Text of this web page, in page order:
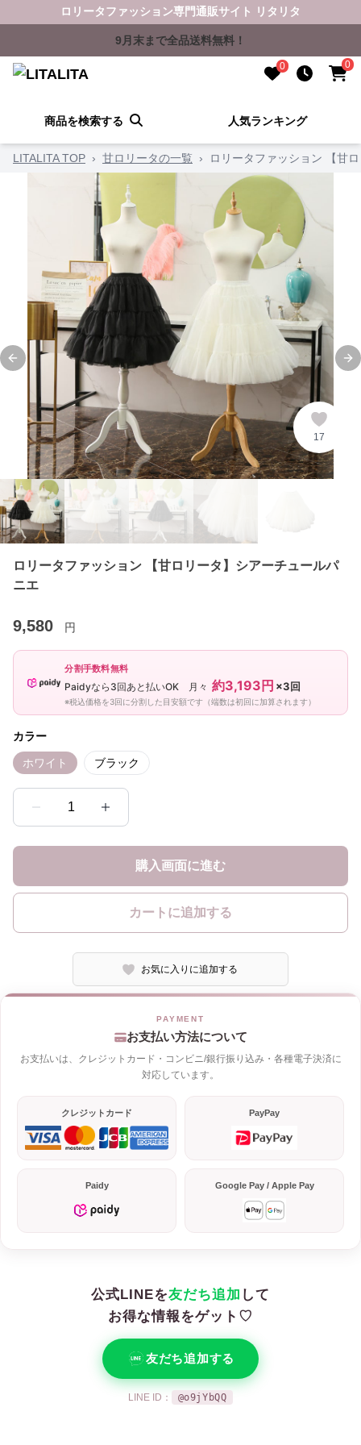
ロリータファッション専門通販サイト リタリタ
9月末まで全品送料無料！
0 0
商品を検索する 人気ランキング
LITALITA TOP › 甘ロリータの一覧 › ロリータファッション 【甘
Previous slide
17
ロリータファッション 【甘ロリータ】シアーチュールパ
ニエ
9,580 円
分割手数料無料
Paidyなら3回あと払いOK 月々 約3,193円 ×3回
※税込価格を3回に分割した目安額です（端数は初回に加算されます）
カラー
ホワイト ブラック
1
購入画面に進む
カートに追加する
お気に入りに追加する
お支払い方法について
お支払いは、クレジットカード・コンビニ/銀行振り込み・各種電子決済に
対応しています。
クレジットカード PayPay
Paidy Google Pay / Apple Pay
公式LINEを友だち追加 して
お得な情報をゲット♡
友だち追加する
LINE ID： @o9jYbQQ